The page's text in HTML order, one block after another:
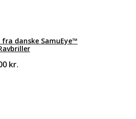
fra danske SamuEye™
kr.